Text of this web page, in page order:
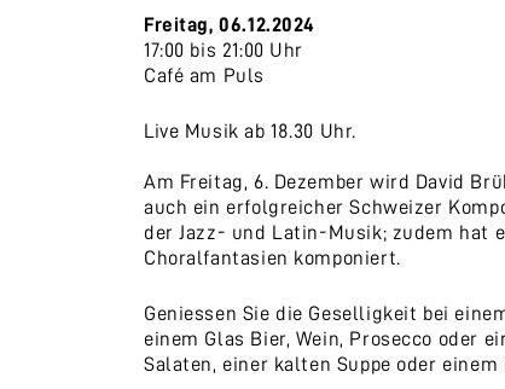
Freitag, 06.12.2024
17:00 bis 21:00 Uhr
Café am Puls
Live Musik ab 18.30 Uhr.
Am Freitag, 6. Dezember wird David
auch ein erfolgreicher Schweizer
der Jazz- und Latin-Musik; zudem hat
Choralfantasien komponiert.
Geniessen Sie die Geselligkeit bei
einem Glas Bier, Wein, Prosecco oder
Salaten, einer kalten Suppe oder